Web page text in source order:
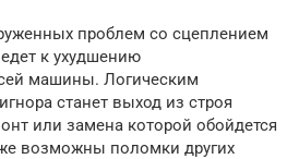
проблем со сцеплением
к ухудшению
машины. Логическим
станет выход из строя
или замена которой обойдется
возможны поломки других